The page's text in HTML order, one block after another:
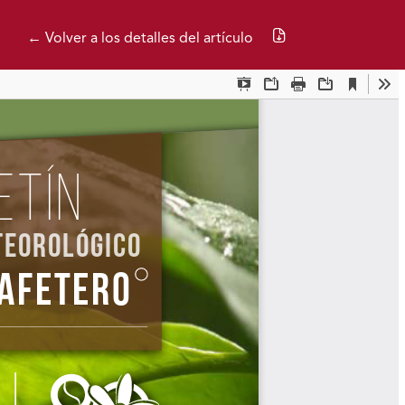
← Volver a los detalles del artículo Descargar PDF